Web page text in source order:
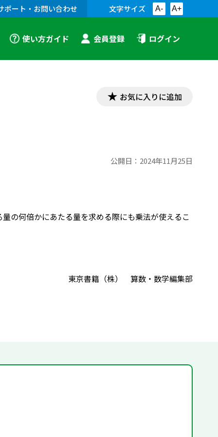
ポート・お問い合わせ 文字サイズ A- A+
使い方ガイド 会員登録 ログイン
お気に入りに追加
公開日： 2024年11月25日
の何倍かにあたる量を求める際にも乗法が使えるこ
東京書籍（株） 算数・数学編集部